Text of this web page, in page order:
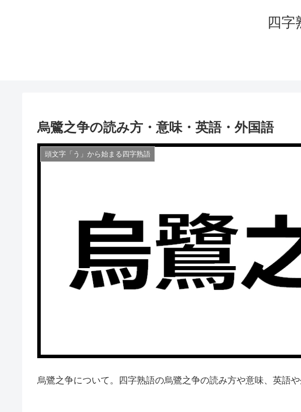
四字
烏鷺之争の読み方・意味・英語・外国語
頭文字「う」から始まる四字熟語
烏鷺之争について。四字熟語の烏鷺之争の読み方や意味、英語